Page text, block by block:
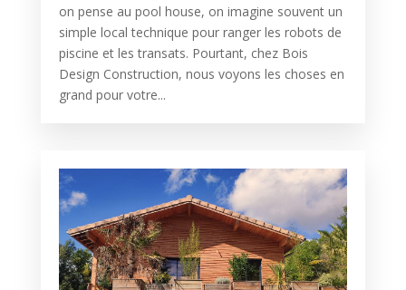
on pense au pool house, on imagine souvent un
simple local technique pour ranger les robots de
piscine et les transats. Pourtant, chez Bois
Design Construction, nous voyons les choses en
grand pour votre...